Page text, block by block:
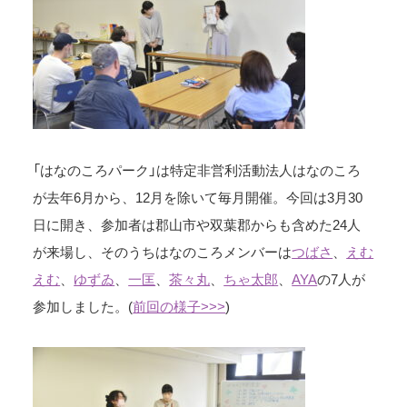
「はなのころパーク」は特定非営利活動法人はなのころ
が去年6月から、12月を除いて毎月開催。今回は3月30
日に開き、参加者は郡山市や双葉郡からも含めた24人
が来場し、そのうちはなのころメンバーはつばさ 、 えむ
えむ、 ゆずゐ、一匡、茶々丸、 ちゃ太郎、AYAの7人が
参加しました。(前回の様子>>>)